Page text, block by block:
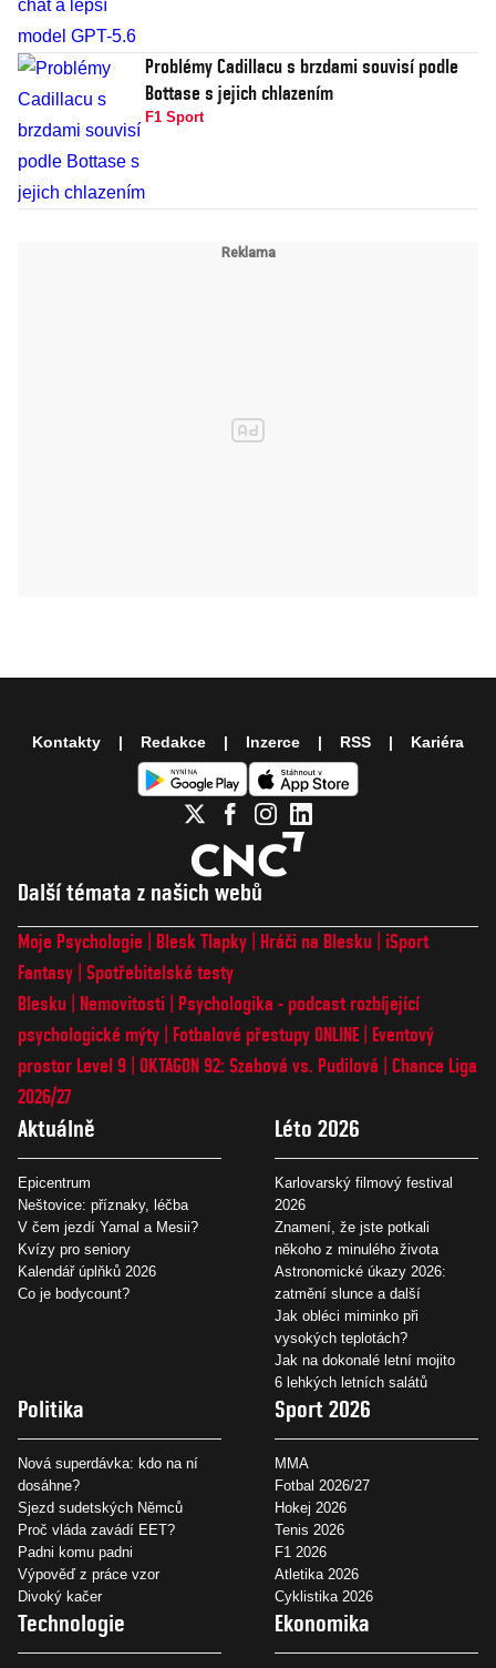
Problémy Cadillacu s brzdami souvisí podle
Bottase s jejich chlazením
F1 Sport
Další témata z našich webů
Moje Psychologie Blesk Tlapky Hráči na Blesku
iSport
Fantasy Spotřebitelské testy
Blesku
Nemovitosti
Psychologika - podcast rozbíjející
psychologické mýty
Fotbalové přestupy ONLINE
Eventový
prostor Level 9 OKTAGON 92: Szabová vs. Pudilová
Chance Liga
2026/27
Aktuálně
Epicentrum
Neštovice: příznaky, léčba
V čem jezdí Yamal a Mesii?
Kvízy pro seniory
Kalendář úplňků 2026
Co je bodycount?
Léto 2026
Karlovarský filmový festival
2026
Znamení, že jste potkali
někoho z minulého života
Astronomické úkazy 2026:
zatmění slunce a další
Jak obléci miminko při
vysokých teplotách?
Jak na dokonalé letní mojito
6 lehkých letních salátů
Politika
Nová superdávka: kdo na ní
dosáhne?
Sjezd sudetských Němců
Proč vláda zavádí EET?
Padni komu padni
Výpověď z práce vzor
Divoký kačer
Sport 2026
MMA
Fotbal 2026/27
Hokej 2026
Tenis 2026
F1 2026
Atletika 2026
Cyklistika 2026
Technologie Ekonomika
Kontakty Redakce Inzerce RSS Kariéra